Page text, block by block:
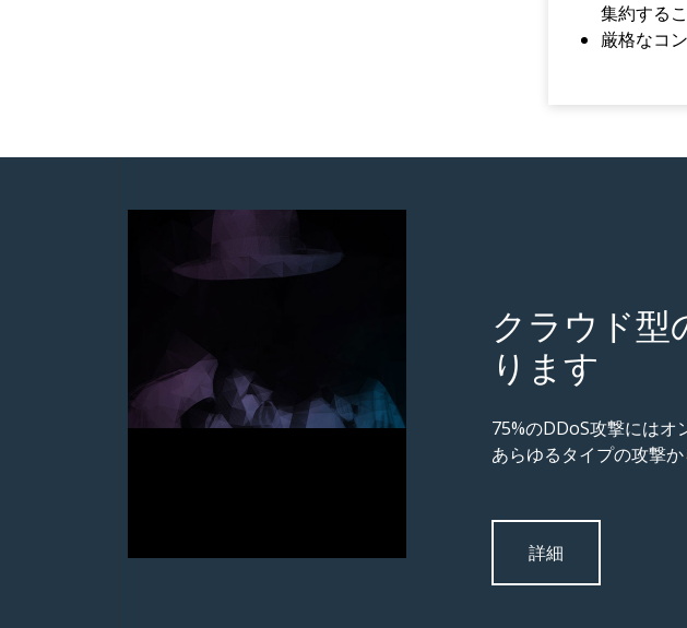
集約する
厳格なコ
クラウド型
ります
75%のDDoS攻撃にはオ
あらゆるタイプの攻撃
詳細